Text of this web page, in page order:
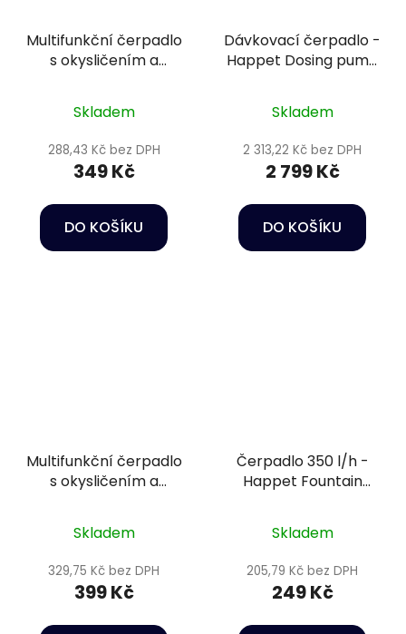
Multifunkční čerpadlo
s okysličením a
Skladem
288,43 Kč bez DPH
349 Kč
DO KOŠÍKU
Dávkovací čerpadlo -
Happet Dosing pump
Skladem
2 313,22 Kč bez DPH
2 799 Kč
DO KOŠÍKU
Multifunkční čerpadlo
s okysličením a
Skladem
329,75 Kč bez DPH
399 Kč
Čerpadlo 350 l/h -
Happet Fountain
Skladem
205,79 Kč bez DPH
249 Kč